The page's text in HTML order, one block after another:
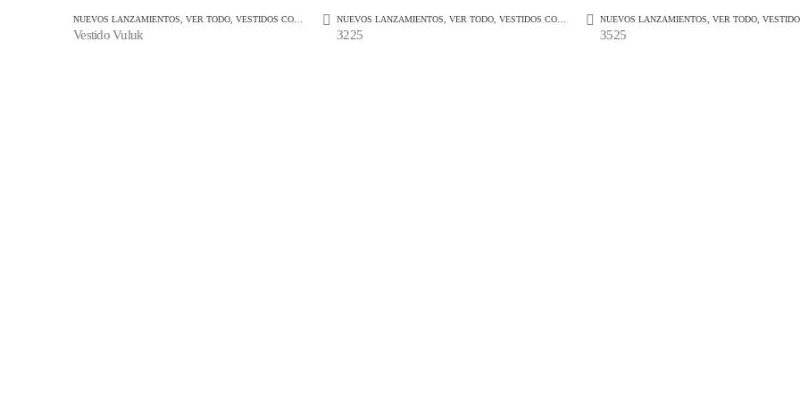
NUEVOS LANZAMIENTOS VER TODO VESTIDOS CORTOS
Vestido Vuluk
NUEVOS LANZAMIENTOS VER TODO VESTIDOS CORTOS
3225
NUEVOS LANZAMIENTOS VER TODO VESTIDOS
3525